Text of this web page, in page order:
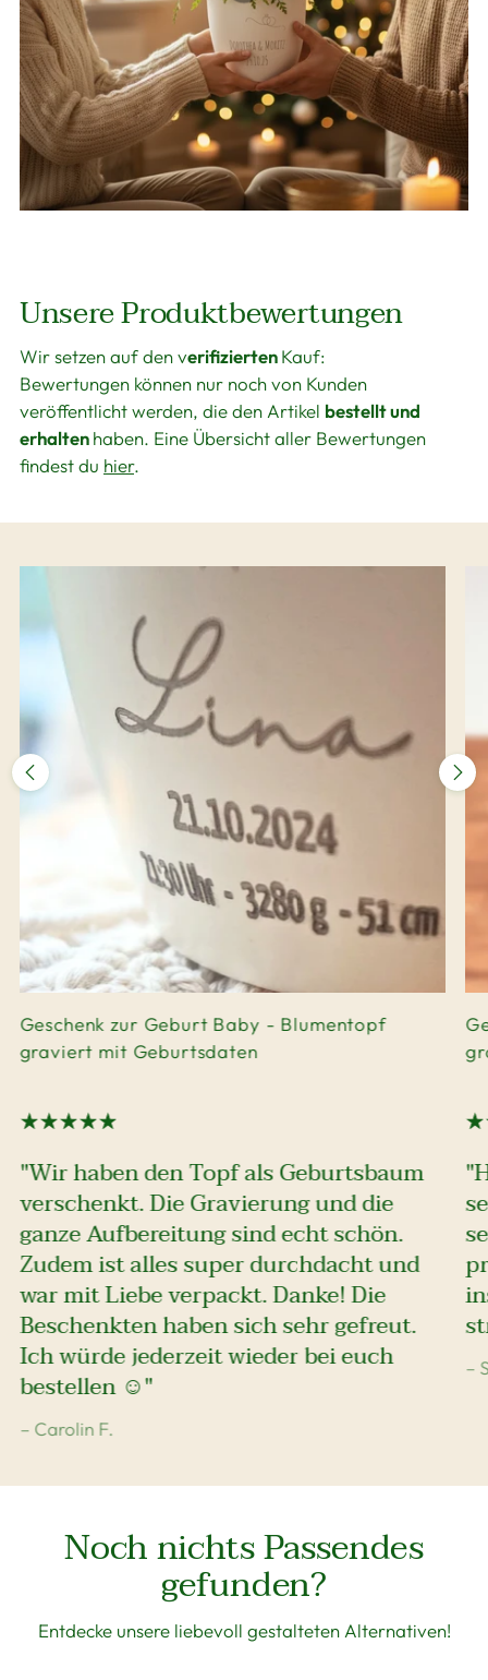
Unsere Produktbewertungen
Wir setzen auf den verifiziertenKauf:
Bewertungen können nur noch von Kunden
veröffentlicht werden, die den Artikel bestellt und
erhaltenhaben. Eine Übersicht aller Bewertungen
findest du hier.
"Wir haben den Topf als Geburtsbaum
verschenkt. Die Gravierung und die
ganze Aufbereitung sind echt schön.
Zudem ist alles super durchdacht und
war mit Liebe verpackt. Danke! Die
Beschenkten haben sich sehr gefreut.
Ich würde jederzeit wieder bei euch
bestellen ☺️"
– Carolin F.
Geschenk zur Geburt Baby - Blumentopf
graviert mit Geburtsdaten
–
Noch nichts Passendes
gefunden?
Entdecke unsere liebevoll gestalteten Alternativen!